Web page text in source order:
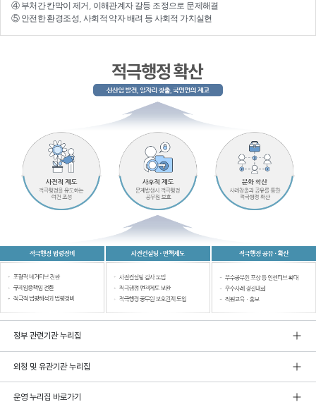
④ 부처간 칸막이 제거, 이해관계자 갈등 조정으로 문제해결
⑤ 안전한 환경조성, 사회적 약자 배려 등 사회적 가치실현
정부 관련기관 누리집
외청 및 유관기관 누리집
운영 누리집 바로가기